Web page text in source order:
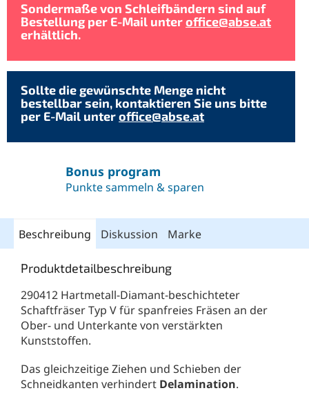
Sondermaße von Schleifbändern sind auf
Bestellung per E-Mail unteroffice@abse.at
erhältlich.
Sollte die gewünschte Menge nicht
bestellbar sein, kontaktieren Sie uns bitte
per E-Mail unteroffice@abse.at
Bonus program
Punkte sammeln & sparen
Beschreibung Diskussion Marke
Produktdetailbeschreibung
290412 Hartmetall-Diamant-beschichteter
Schaftfräser Typ V für spanfreies Fräsen an der
Ober- und Unterkante von verstärkten
Kunststoffen.
Das gleichzeitige Ziehen und Schieben der
Schneidkanten verhindert Delamination.